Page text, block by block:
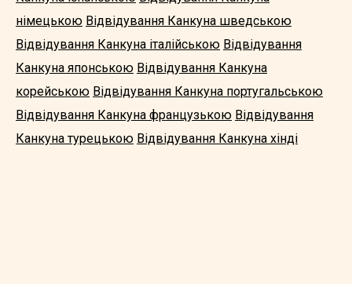
німецькою Відвідування Канкуна шведською
Відвідування Канкуна італійською Відвідування
Канкуна японською Відвідування Канкуна
корейською Відвідування Канкуна португальською
Відвідування Канкуна французькою Відвідування
Канкуна турецькою Відвідування Канкуна хінді